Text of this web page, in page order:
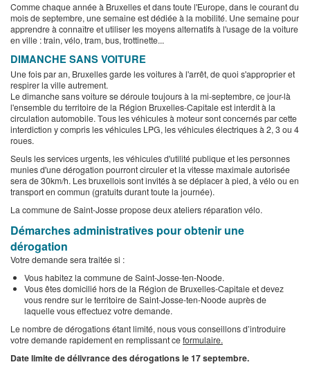
Comme chaque année à Bruxelles et dans toute l'Europe, dans le courant du
mois de septembre, une semaine est dédiée à la mobilité. Une semaine pour
apprendre à connaître et utiliser les moyens alternatifs à l'usage de la voiture
en ville : train, vélo, tram, bus, trottinette...
DIMANCHE SANS VOITURE
Une fois par an, Bruxelles garde les voitures à l'arrêt, de quoi s'approprier et
respirer la ville autrement.
Le dimanche sans voiture se déroule toujours à la mi-septembre, ce jour-là
l'ensemble du territoire de la Région Bruxelles-Capitale est interdit à la
circulation automobile. Tous les véhicules à moteur sont concernés par cette
interdiction y compris les véhicules LPG, les véhicules électriques à 2, 3 ou 4
roues.
Seuls les services urgents, les véhicules d'utilité publique et les personnes
munies d'une dérogation pourront circuler et la vitesse maximale autorisée
sera de 30km/h. Les bruxellois sont invités à se déplacer à pied, à vélo ou en
transport en commun (gratuits durant toute la journée).
La commune de Saint-Josse propose deux ateliers réparation vélo.
Démarches administratives pour obtenir une
dérogation
Votre demande sera traitée si :
Vous habitez la commune de Saint-Josse-ten-Noode.
Vous êtes domicilié hors de la Région de Bruxelles-Capitale et devez
vous rendre sur le territoire de Saint-Josse-ten-Noode auprès de
laquelle vous effectuez votre demande.
Le nombre de dérogations étant limité, nous vous conseillons d’introduire
votre demande rapidement en remplissant ceformulaire.
Date limite de délivrance des dérogations le 17 septembre.